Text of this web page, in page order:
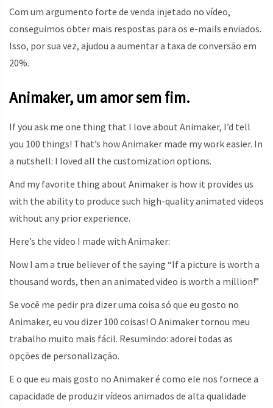
Com um argumento forte de venda injetado no vídeo,
conseguimos obter mais respostas para os e-mails enviados.
Isso, por sua vez, ajudou a aumentar a taxa de conversão em
20%.
Animaker, um amor sem fim.
If you ask me one thing that I love about Animaker, I’d tell
you 100 things! That’s how Animaker made my work easier. In
a nutshell: I loved all the customization options.
And my favorite thing about Animaker is how it provides us
with the ability to produce such high-quality animated videos
without any prior experience.
Here’s the video I made with Animaker:
Now I am a true believer of the saying “If a picture is worth a
thousand words, then an animated video is worth a million!”
Se você me pedir pra dizer uma coisa só que eu gosto no
Animaker, eu vou dizer 100 coisas! O Animaker tornou meu
trabalho muito mais fácil. Resumindo: adorei todas as
opções de personalização.
E o que eu mais gosto no Animaker é como ele nos fornece a
capacidade de produzir vídeos animados de alta qualidade